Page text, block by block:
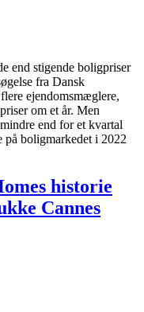
end stigende boligpriser
fra Dansk
ejendomsmæglere,
om et år. Men
end for et kvartal
på boligmarkedet i 2022
historie
Cannes